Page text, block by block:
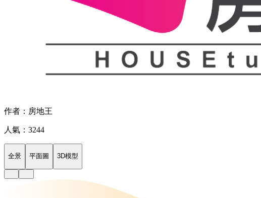
作者：房地王
人氣：3244
全景 平面圖 3D模型